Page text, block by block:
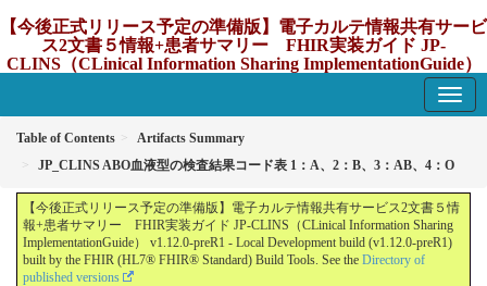
【今後正式リリース予定の準備版】電子カルテ情報共有サービ
ス2文書５情報+患者サマリー FHIR実装ガイド JP-
CLINS（CLinical Information Sharing ImplementationGuide）
Table of Contents
Artifacts Summary
JP_CLINS ABO血液型の検査結果コード表 1：A、2：B、3：AB、4：O
【今後正式リリース予定の準備版】電子カルテ情報共有サービス2文書５情
報+患者サマリー FHIR実装ガイド JP-CLINS（CLinical Information Sharing
ImplementationGuide） v1.12.0-preR1 - Local Development build (v1.12.0-preR1)
built by the FHIR (HL7® FHIR® Standard) Build Tools. See the Directory of
published versions